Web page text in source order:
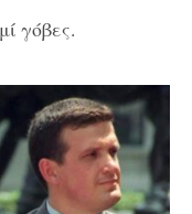
γόβες.